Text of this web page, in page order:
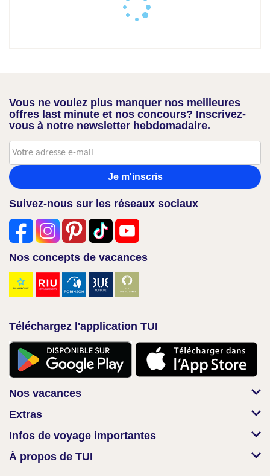
Vous ne voulez plus manquer nos meilleures
offres last minute et nos concours? Inscrivez-
vous à notre newsletter hebdomadaire.
Je m'inscris
Suivez-nous sur les réseaux sociaux
Nos concepts de vacances
Téléchargez l'application TUI
Nos vacances
Extras
Infos de voyage importantes
À propos de TUI